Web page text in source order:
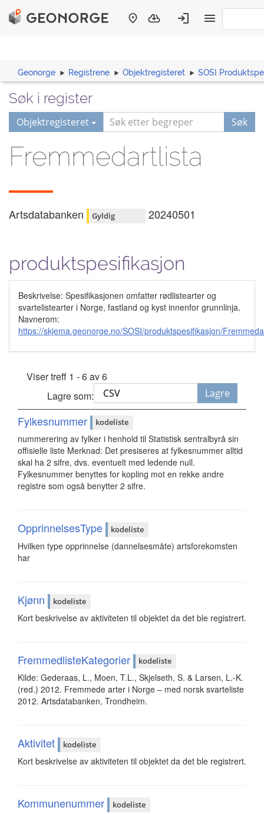
Geonorge Registrene Objektregisteret SOSI
Søk i register
Objektregisteret Søk
Fremmedartlista
Artsdatabanken Gyldig 20240501
produktspesifikasjon
Beskrivelse: Spesifikasjonen omfatter rødlistearter og
svartelistearter i Norge, fastland og kyst innenfor grunnlinja.
Navnerom:
https://skjema.geonorge.no/SOSI/produktspesifikasjon/
Viser treff 1 - 6 av 6
Lagre som:
Lagre
Fylkesnummer kodeliste
nummerering av fylker i henhold til Statistisk sentralbyrå sin
offisielle liste Merknad: Det presiseres at fylkesnummer alltid
skal ha 2 sifre, dvs. eventuelt med ledende null.
Fylkesnummer benyttes for kopling mot en rekke andre
registre som også benytter 2 sifre.
OpprinnelsesType kodeliste
Hvilken type opprinnelse (dannelsesmåte) artsforekomsten
har
Kjønn kodeliste
Kort beskrivelse av aktiviteten til objektet da det ble registrert.
FremmedlisteKategorier kodeliste
Kilde: Gederaas, L., Moen, T.L., Skjelseth, S. & Larsen, L.-K.
(red.) 2012. Fremmede arter i Norge – med norsk svarteliste
2012. Artsdatabanken, Trondheim.
Aktivitet kodeliste
Kort beskrivelse av aktiviteten til objektet da det ble registrert.
Kommunenummer kodeliste